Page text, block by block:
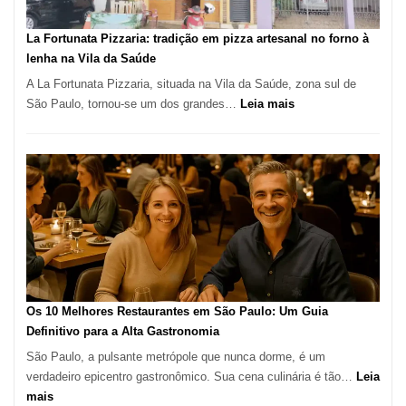
Mais
Icônicos
La Fortunata Pizzaria: tradição em pizza artesanal no forno à
lenha na Vila da Saúde
A La Fortunata Pizzaria, situada na Vila da Saúde, zona sul de
São Paulo, tornou-se um dos grandes… Leia mais:
Pizzaria:
tradição
em
pizza
artesanal
forno
à
Vila
da
Os 10 Melhores Restaurantes em São Paulo: Um Guia
Definitivo para a Alta Gastronomia
São Paulo, a pulsante metrópole que nunca dorme, é um
verdadeiro epicentro gastronômico. Sua cena culinária é tão… Leia
mais: